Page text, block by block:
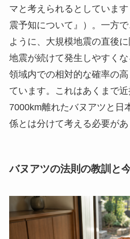
マと考えられるとしていま
震予知について』）。一方
ように、大規模地震の直後
地震が続けて発生しやすく
領域内での相対的な確率の
ています。これはあくまで近
7000km離れたバヌアツと日
係とは分けて考える必要があ
バヌアツの法則の教訓と